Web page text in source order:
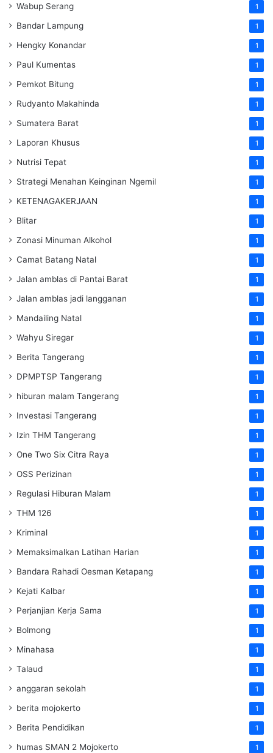
Wabup Serang 1
Bandar Lampung 1
Hengky Konandar 1
Paul Kumentas 1
Pemkot Bitung 1
Rudyanto Makahinda 1
Sumatera Barat 1
Laporan Khusus 1
Nutrisi Tepat 1
Strategi Menahan Keinginan Ngemil 1
KETENAGAKERJAAN 1
Blitar 1
Zonasi Minuman Alkohol 1
Camat Batang Natal 1
Jalan amblas di Pantai Barat 1
Jalan amblas jadi langganan 1
Mandailing Natal 1
Wahyu Siregar 1
Berita Tangerang 1
DPMPTSP Tangerang 1
hiburan malam Tangerang 1
Investasi Tangerang 1
Izin THM Tangerang 1
One Two Six Citra Raya 1
OSS Perizinan 1
Regulasi Hiburan Malam 1
THM 126 1
Kriminal 1
Memaksimalkan Latihan Harian 1
Bandara Rahadi Oesman Ketapang 1
Kejati Kalbar 1
Perjanjian Kerja Sama 1
Bolmong 1
Minahasa 1
Talaud 1
anggaran sekolah 1
berita mojokerto 1
Berita Pendidikan 1
humas SMAN 2 Mojokerto 1